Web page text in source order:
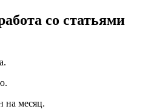
со статьями
на месяц.